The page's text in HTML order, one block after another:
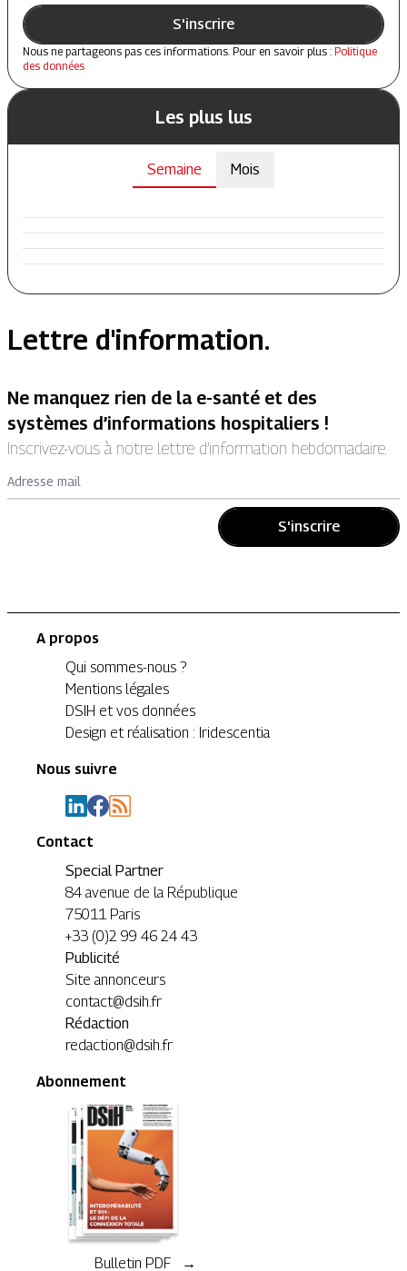
S'inscrire
Nous ne partageons pas ces informations. Pour en savoir plus : Politique
des données
Les plus lus
Semaine Mois
Lettre d'information.
Ne manquez rien de la e-santé et des
systèmes d’informations hospitaliers !
Inscrivez-vous à notre lettre d’information hebdomadaire.
Adresse mail
S'inscrire
A propos
Qui sommes-nous ?
Mentions légales
DSIH et vos données
Design et réalisation : Iridescentia
Nous suivre
Contact
Special Partner
84 avenue de la République
75011 Paris
+33 (0)2 99 46 24 43
Publicité
Site annonceurs
contact@dsih.fr
Rédaction
redaction@dsih.fr
Abonnement
Bulletin PDF →